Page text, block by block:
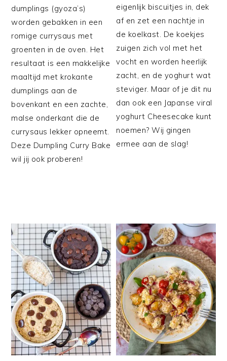
dumplings (gyoza’s)
worden gebakken in een
romige currysaus met
groenten in de oven. Het
resultaat is een makkelijke
maaltijd met krokante
dumplings aan de
bovenkant en een zachte,
malse onderkant die de
currysaus lekker opneemt.
Deze Dumpling Curry Bake
wil jij ook proberen!
eigenlijk biscuitjes in, dek
af en zet een nachtje in
de koelkast. De koekjes
zuigen zich vol met het
vocht en worden heerlijk
zacht, en de yoghurt wat
steviger. Maar of je dit nu
dan ook een Japanse viral
yoghurt Cheesecake kunt
noemen? Wij gingen
ermee aan de slag!